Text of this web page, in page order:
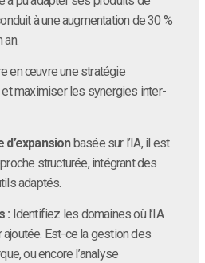
à une augmentation de 30 %
an.
en œuvre une stratégie
et maximiser les synergies inter-
basée sur l’IA, il est
structurée, intégrant des
adaptés.
: Identifiez les domaines où l’IA
Est-ce la gestion des
ou encore l’analyse